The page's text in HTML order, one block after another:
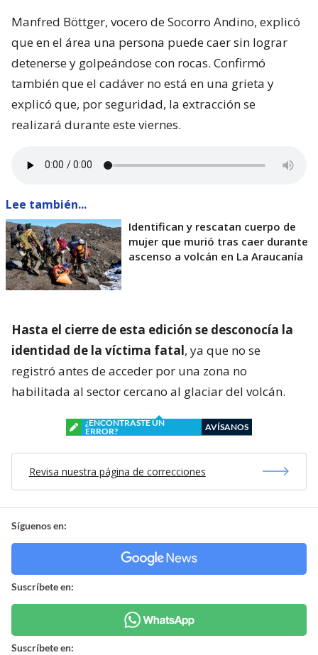
Manfred Böttger, vocero de Socorro Andino, explicó
que en el área una persona puede caer sin lograr
detenerse y golpeándose con rocas. Confirmó
también que el cadáver no está en una grieta y
explicó que, por seguridad, la extracción se
realizará durante este viernes.
Lee también...
Identifican y rescatan cuerpo de
mujer que murió tras caer durante
ascenso a volcán en La Araucanía
Hasta el cierre de esta edición se desconocía la
identidad de la víctima fatal, ya que no se
registró antes de acceder por una zona no
habilitada al sector cercano al glaciar del volcán.
¿ENCONTRASTE UN
ERROR?
AVÍSANOS
Revisa nuestra página de correcciones
Síguenos en:
Suscríbete en:
Suscríbete en: